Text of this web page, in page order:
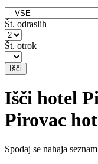
Št. odraslih
Št. otrok
Išči hotel
Pirovac
Spodaj se nahaja